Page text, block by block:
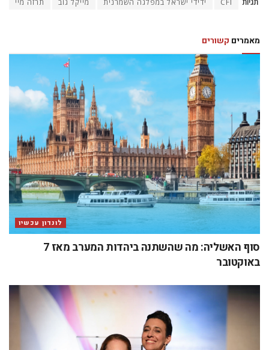
מאמרים קשורים
לונדון עכשיו
סוף האשליה: מה שהשתנה ביהדות המערב מאז 7
באוקטובר